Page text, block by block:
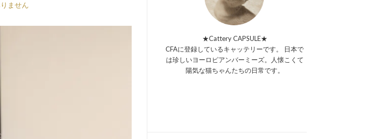
ません
★Cattery CAPSULE★
CFAに登録しているキャッテリーです。 日本で
は珍しいヨーロピアンバーミーズ。人懐こくて
陽気な猫ちゃんたちの日常です。